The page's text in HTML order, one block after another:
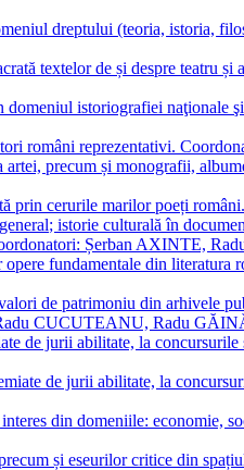
dreptului (teoria, istoria,
textelor de și despre
domeniul istoriografiei
români reprezentativi.
precum și monografii,
prin cerurile marilor poeți
istorie culturală în
Șerban AXINTE,
fundamentale din
de patrimoniu din
CUCUTEANU, Radu
de jurii abilitate, la
de jurii abilitate, la
din domeniile: economie,
și eseurilor critice din